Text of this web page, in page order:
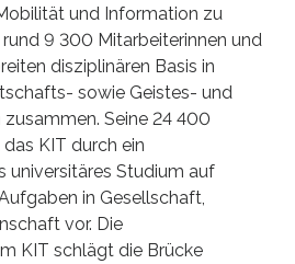
und Information zu
9 300 Mitarbeiterinnen und
disziplinären Basis in
sowie Geistes- und
Seine 24 400
KIT durch ein
universitäres Studium auf
in Gesellschaft,
vor. Die
KIT schlägt die Brücke